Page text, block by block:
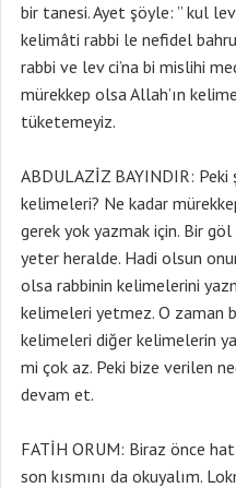
bir tanesi. Ayet şöyle: ” kul
kelimâti rabbi le nefidel
rabbi ve lev ci’na bi mislihi
mürekkep olsa Allah’ın
tüketemeyiz.
ABDULAZİZ BAYINDIR:
kelimeleri? Ne kadar
gerek yok yazmak için. Bir
yeter heralde. Hadi olsun
olsa rabbinin kelimelerini
kelimeleri yetmez. O zaman
kelimeleri diğer kelimelerin
mi çok az. Peki bize verilen
devam et.
FATİH ORUM: Biraz önce
son kısmını da okuyalım.